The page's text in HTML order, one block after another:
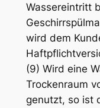
Wassereintritt
wird dem
(9) Wird eine
Trockenraum
genutzt, so ist